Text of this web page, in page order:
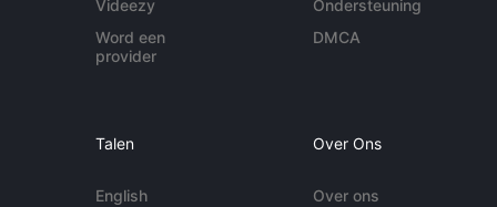
Videezy
Word een
provider
Ondersteuning
DMCA
Talen
English
Over Ons
Over ons